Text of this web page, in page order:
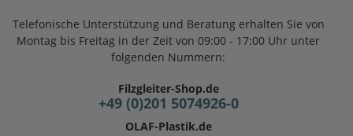
Telefonische Unterstützung und Beratung erhalten Sie von
Montag bis Freitag in der Zeit von 09:00 - 17:00 Uhr unter
folgenden Nummern:
Filzgleiter-Shop.de
+49 (0)201 5074926-0
OLAF-Plastik.de